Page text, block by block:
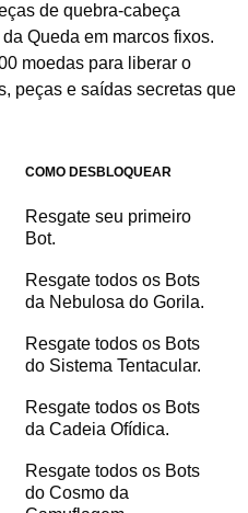
de quebra-cabeça
Queda em marcos fixos.
moedas para liberar o
peças e saídas secretas que
COMO DESBLOQUEAR
Resgate seu primeiro
Bot.
Resgate todos os Bots
da Nebulosa do Gorila.
Resgate todos os Bots
do Sistema Tentacular.
Resgate todos os Bots
da Cadeia Ofídica.
Resgate todos os Bots
do Cosmo da